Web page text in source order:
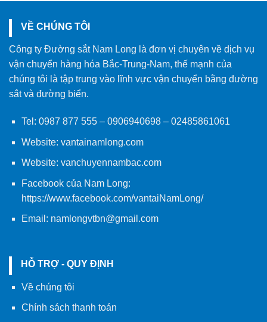
VỀ CHÚNG TÔI
Công ty Đường sắt Nam Long là đơn vị chuyên về dịch vụ
vận chuyển hàng hóa Bắc-Trung-Nam, thế mạnh của
chúng tôi là tập trung vào lĩnh vực vận chuyển bằng đường
sắt và đường biển.
Tel: 0987 877 555– 0906940698– 02485861061
Website: vantainamlong.com
Website: vanchuyennambac.com
Facebook của Nam Long:
https://www.facebook.com/vantaiNamLong/
Email: namlongvtbn@gmail.com
HỖ TRỢ - QUY ĐỊNH
Về chúng tôi
Chính sách thanh toán